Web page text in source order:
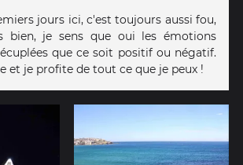
jours ici, c'est toujours aussi fou,
bien, je sens que oui les émotions
que ce soit positif ou négatif.
et je profite de tout ce que je peux !